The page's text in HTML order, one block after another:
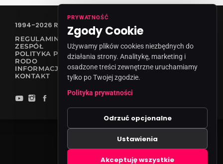
1994-2026 RADIO VANESSA SPÓŁKA Z O.O
REGULAMIN KONKURSÓW
ZESPÓŁ
POLITYKA PRYWATNOŚCI
RODO
INFORMACJA O NADAWCY
KONTAKT
PRYWATNOŚĆ
Zgody Cookie
Używamy plików cookies niezbędnych do
działania strony. Analitykę, marketing i
osadzone treści zewnętrzne uruchamiamy
tylko po Twojej zgodzie.
Polityka prywatności
Odrzuć opcjonalne
Ustawienia
Akceptuję wszystkie
Zgody cookies